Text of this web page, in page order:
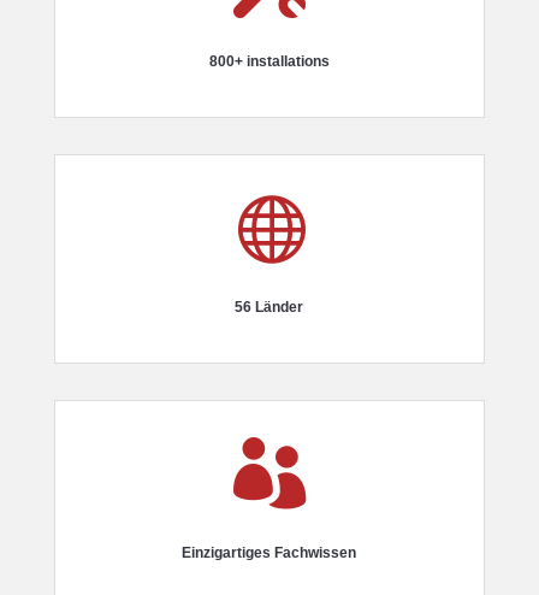
800+ installations

56 Länder

Einzigartiges Fachwissen